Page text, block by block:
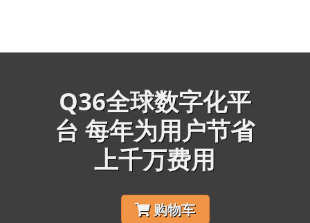
Q36全球数字化平
台 每年为用户节省
上千万费用
购物车